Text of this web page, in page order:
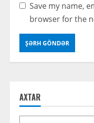
Save my name,
browser for the
AXTAR